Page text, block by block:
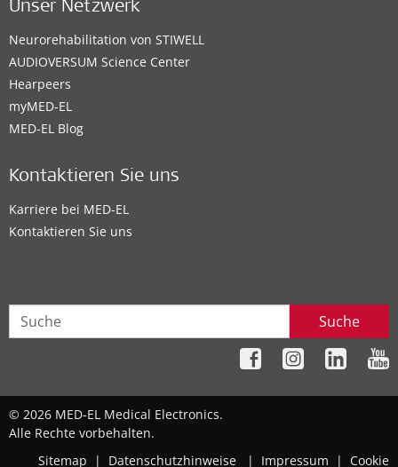
Unser Netzwerk
Neurorehabilitation von STIWELL
AUDIOVERSUM Science Center
Hearpeers
myMED‑EL
MED-EL Blog
Kontaktieren Sie uns
Karriere bei MED-EL
Kontaktieren Sie uns
Suche
© 2026 MED-EL Medical Electronics.
Alle Rechte vorbehalten.
Sitemap
| Datenschutzhinweise | Impressum | Cookie